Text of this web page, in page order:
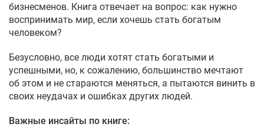
бизнесменов. Книга отвечает на вопрос: как нужно
воспринимать мир, если хочешь стать богатым
человеком?
Безусловно, все люди хотят стать богатыми и
успешными, но, к сожалению, большинство мечтают
об этом и не стараются меняться, а пытаются винить в
своих неудачах и ошибках других людей.
Важные инсайты по книге: